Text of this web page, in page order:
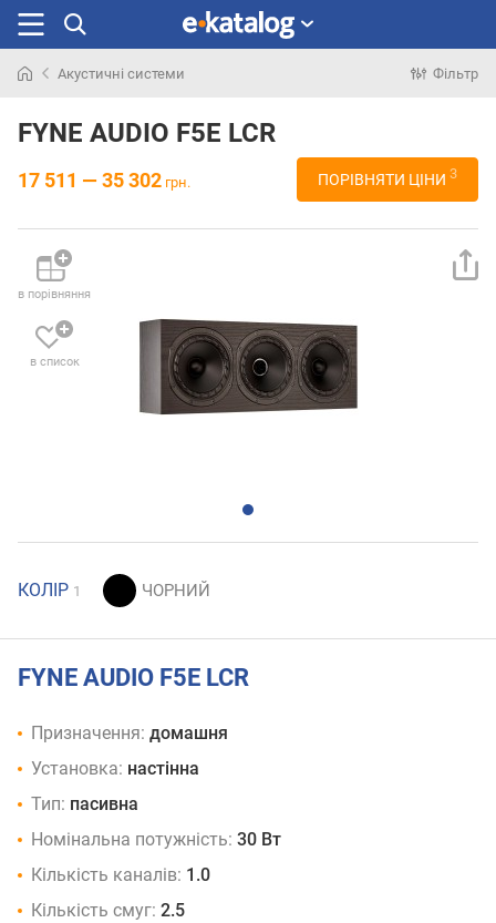
раніше
Акустичні системи Фільтр
FYNE AUDIO F5E LCR
17 511 — 35 302 грн. ПОРІВНЯТИ ЦІНИ 3
в порівняння
в список
КОЛІР 1
FYNE AUDIO F5E LCR
Призначення: домашня
Установка: настінна
Тип: пасивна
Номінальна потужність: 30 Вт
Кількість каналів: 1.0
Кількість смуг: 2.5